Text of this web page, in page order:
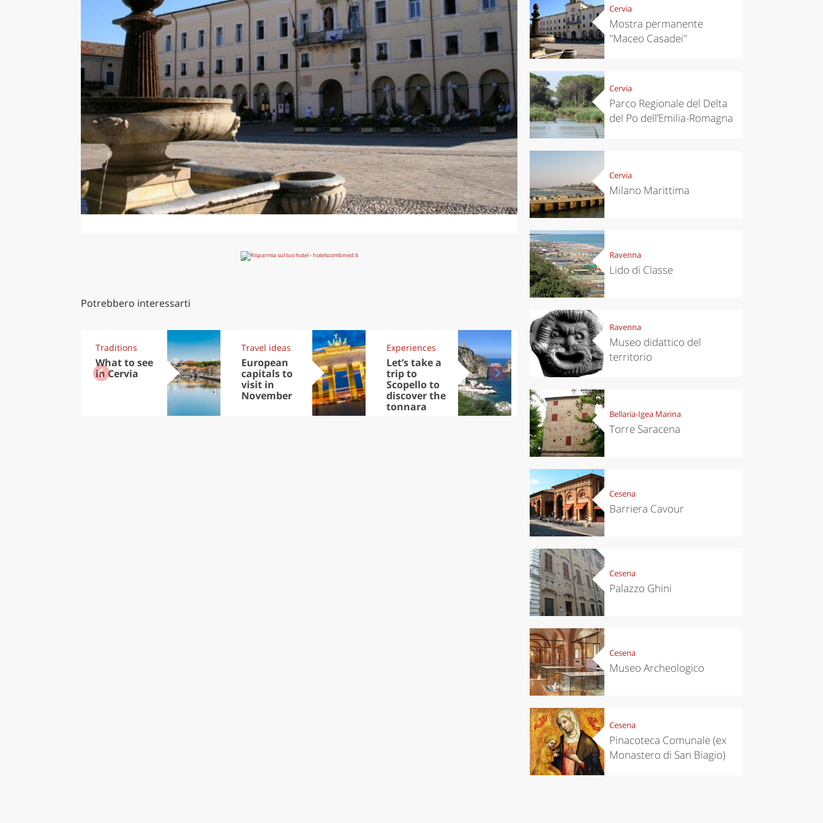
Potrebbero interessarti
Traditions
What to see
in Cervia
Travel ideas
European
capitals to
visit in
November
Experiences
Let’s take a
trip to
Scopello to
discover the
tonnara
Kitchen
Autumn in
Trentino:
wines,
cheeses and
Ciuìga
Kitchen
Cervia
Mostra permanente
"Maceo Casadei"
Cervia
Parco Regionale del Delta
del Po dell’Emilia-Romagna
Cervia
Milano Marittima
Ravenna
Lido di Classe
Ravenna
Museo didattico del
territorio
Bellaria-Igea Marina
Torre Saracena
Cesena
Barriera Cavour
Cesena
Palazzo Ghini
Cesena
Museo Archeologico
Cesena
Pinacoteca Comunale (ex
Monastero di San Biagio)